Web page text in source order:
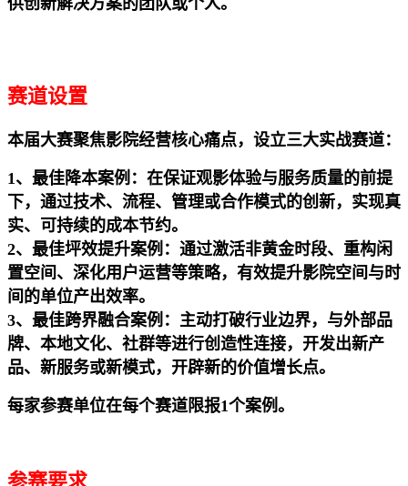
赛道设置
本届大赛聚焦影院经营核心痛点，设立三大实战赛道：
1、最佳降本案例：在保证观影体验与服务质量的前提
下，通过技术、流程、管理或合作模式的创新，实现真
实、可持续的成本节约。
2、最佳坪效提升案例：通过激活非黄金时段、重构闲
置空间、深化用户运营等策略，有效提升影院空间与时
间的单位产出效率。
3、最佳跨界融合案例：主动打破行业边界，与外部品
牌、本地文化、社群等进行创造性连接，开发出新产
品、新服务或新模式，开辟新的价值增长点。
每家参赛单位在每个赛道限报1个案例。
参赛要求